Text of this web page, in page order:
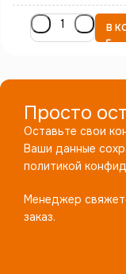
В
Просто
Оставьте свои
Ваши данные
политикой
Менеджер
заказ.